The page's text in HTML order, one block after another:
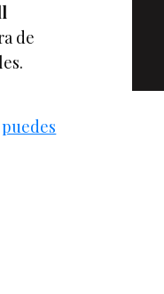
de
puedes